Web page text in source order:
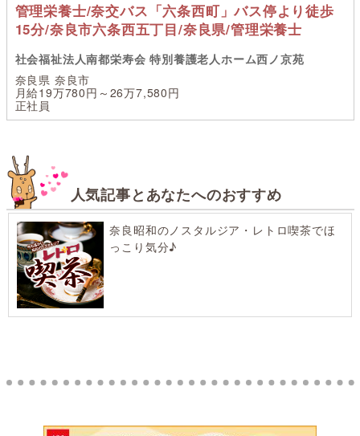
管理栄養士/奈交バス「六条西町」バス停より徒歩
15分/奈良市六条西五丁目/奈良県/管理栄養士
社会福祉法人南都栄寿会 特別養護老人ホーム西ノ京苑
奈良県 奈良市
月給19万780円～26万7,580円
正社員
人気記事とあなたへのおすすめ
奈良昭和のノスタルジア・レトロ喫茶でほ
っこり気分♪